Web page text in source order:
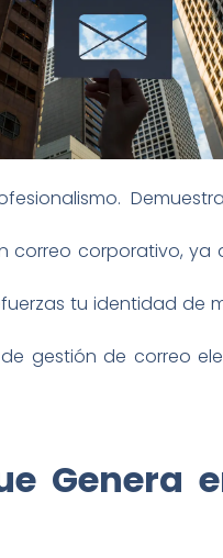
correo corporativo, ya
tu identidad de
gestión de correo
Genera